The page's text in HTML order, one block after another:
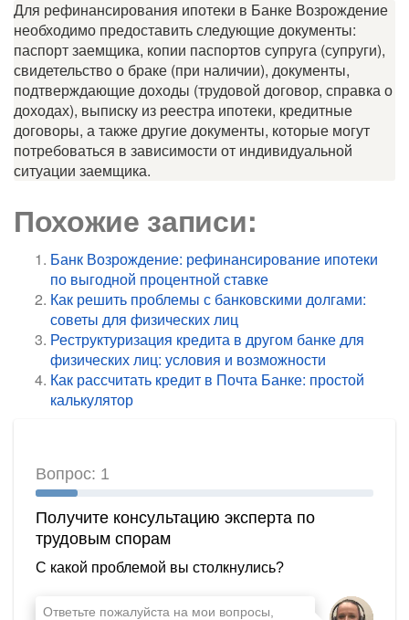
Для рефинансирования ипотеки в Банке Возрождение
необходимо предоставить следующие документы:
паспорт заемщика, копии паспортов супруга (супруги),
свидетельство о браке (при наличии), документы,
подтверждающие доходы (трудовой договор, справка о
доходах), выписку из реестра ипотеки, кредитные
договоры, а также другие документы, которые могут
потребоваться в зависимости от индивидуальной
ситуации заемщика.
Похожие записи:
Банк Возрождение: рефинансирование ипотеки
по выгодной процентной ставке
Как решить проблемы с банковскими долгами:
советы для физических лиц
Реструктуризация кредита в другом банке для
физических лиц: условия и возможности
Как рассчитать кредит в Почта Банке: простой
калькулятор